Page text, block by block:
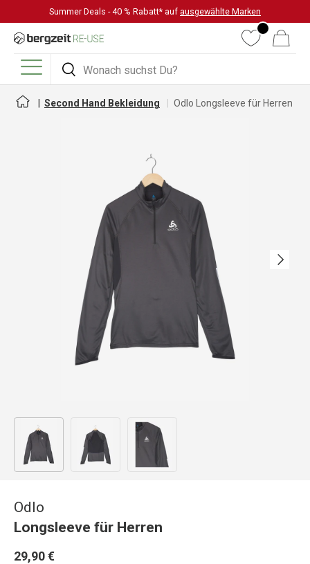
DIREKT ZUM INHALT
Summer Deals - 40 % Rabatt* auf ausgewählte Marken
Suchen
Suchen
WunschlisteWarenkorb
Menü
Second Hand Bekleidung Odlo Longsleeve für Herren
Nächste
Bild 1 in Galerieansicht laden
Odlo
Longsleeve für Herren
29,90 €